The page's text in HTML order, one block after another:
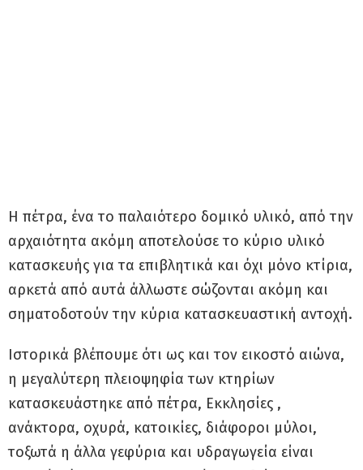
Η πέτρα, ένα το παλαιότερο δομικό υλικό, από την
αρχαιότητα ακόμη αποτελούσε το κύριο υλικό
κατασκευής για τα επιβλητικά και όχι μόνο κτίρια,
αρκετά από αυτά άλλωστε σώζονται ακόμη και
σηματοδοτούν την κύρια κατασκευαστική αντοχή.
Ιστορικά βλέπουμε ότι ως και τον εικοστό αιώνα,
η μεγαλύτερη πλειοψηφία των κτηρίων
κατασκευάστηκε από πέτρα, Εκκλησίες ,
ανάκτορα, οχυρά, κατοικίες, διάφοροι μύλοι,
τοξωτά η άλλα γεφύρια και υδραγωγεία είναι